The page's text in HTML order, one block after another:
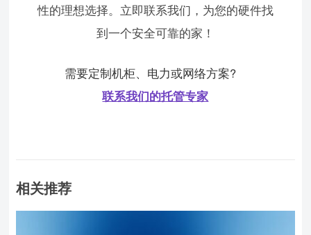
性的理想选择。立即联系我们，为您的硬件找
到一个安全可靠的家！
需要定制机柜、电力或网络方案?
联系我们的托管专家
相关推荐